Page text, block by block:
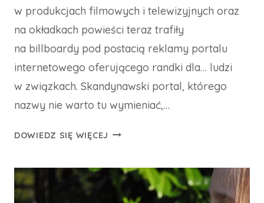
w produkcjach filmowych i telewizyjnych oraz
na okładkach powieści teraz trafiły
na billboardy pod postacią reklamy portalu
internetowego oferującego randki dla… ludzi
w związkach. Skandynawski portal, którego
nazwy nie warto tu wymieniać,…
DOWIEDZ SIĘ WIĘCEJ CENA